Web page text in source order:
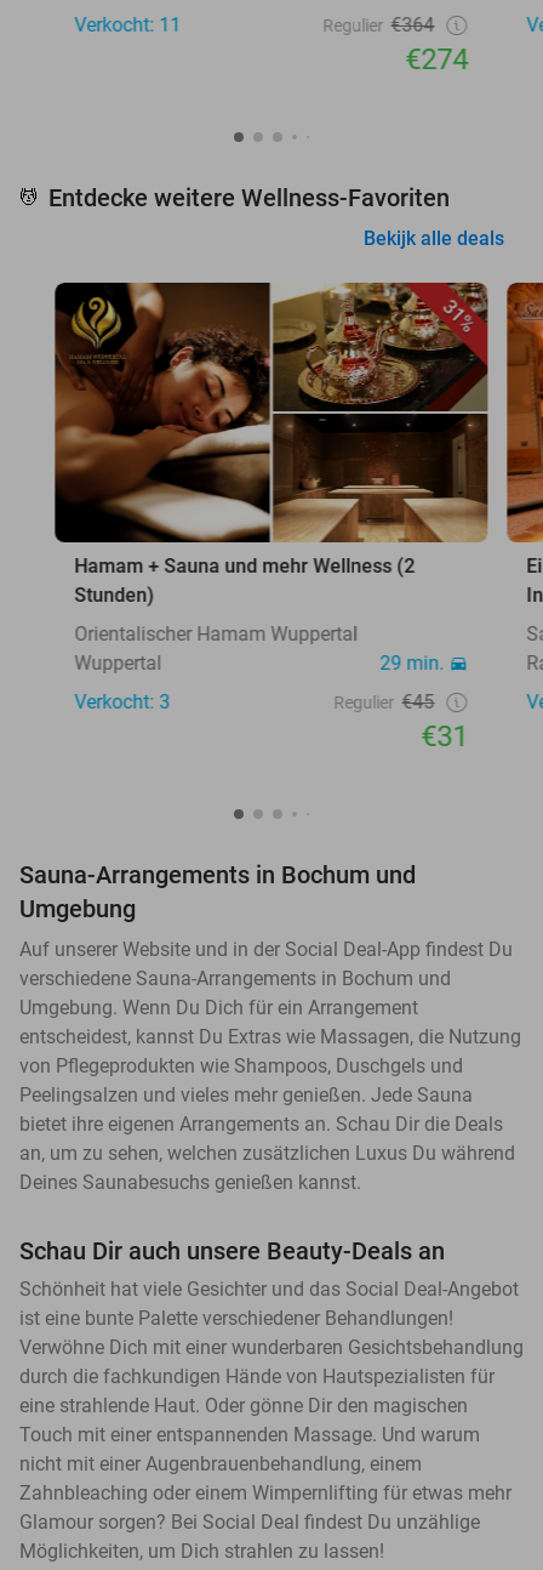
Verkocht: 11
Regulier €364
€274
💆 Entdecke weitere Wellness-Favoriten
Bekijk alle deals
31%
Hamam + Sauna und mehr Wellness (2
Stunden)
Orientalischer Hamam Wuppertal
Wuppertal
29 min.
Verkocht: 3
Regulier €45
€31
Sauna-Arrangements in Bochum und
Umgebung
Auf unserer Website und in der Social Deal-App findest Du
verschiedene Sauna-Arrangements in Bochum und
Umgebung. Wenn Du Dich für ein Arrangement
entscheidest, kannst Du Extras wie Massagen, die Nutzung
von Pflegeprodukten wie Shampoos, Duschgels und
Peelingsalzen und vieles mehr genießen. Jede Sauna
bietet ihre eigenen Arrangements an. Schau Dir die Deals
an, um zu sehen, welchen zusätzlichen Luxus Du während
Deines Saunabesuchs genießen kannst.
Schau Dir auch unsere Beauty-Deals an
Schönheit hat viele Gesichter und das Social Deal-Angebot
ist eine bunte Palette verschiedener Behandlungen!
Verwöhne Dich mit einer wunderbaren Gesichtsbehandlung
durch die fachkundigen Hände von Hautspezialisten für
eine strahlende Haut. Oder gönne Dir den magischen
Touch mit einer entspannenden Massage. Und warum
nicht mit einer Augenbrauenbehandlung, einem
Zahnbleaching oder einem Wimpernlifting für etwas mehr
Glamour sorgen? Bei Social Deal findest Du unzählige
Möglichkeiten, um Dich strahlen zu lassen!